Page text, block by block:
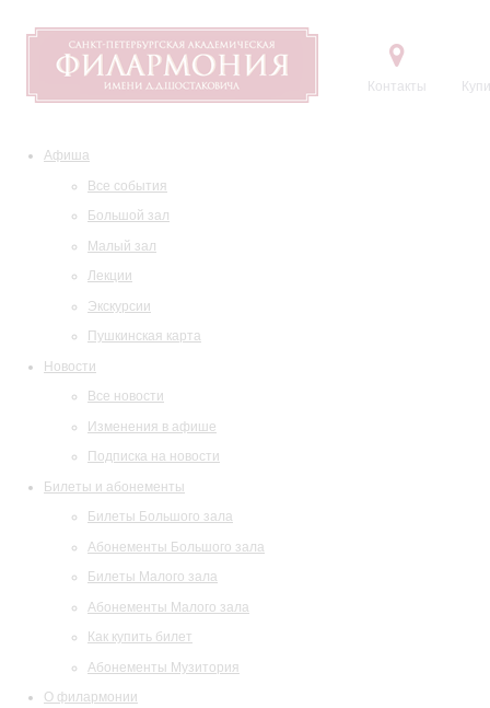
Контакты
Афиша
Все события
Большой зал
Малый зал
Лекции
Экскурсии
Пушкинская карта
Новости
Все новости
Изменения в афише
Подписка на новости
Билеты и абонементы
Билеты Большого зала
Абонементы Большого зала
Билеты Малого зала
Абонементы Малого зала
Как купить билет
Абонементы Музитория
О филармонии